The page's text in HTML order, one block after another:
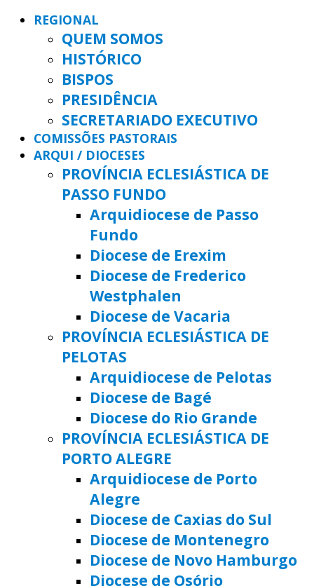
REGIONAL
QUEM SOMOS
HISTÓRICO
BISPOS
PRESIDÊNCIA
SECRETARIADO EXECUTIVO
COMISSÕES PASTORAIS
ARQUI / DIOCESES
PROVÍNCIA ECLESIÁSTICA DE
PASSO FUNDO
Arquidiocese de Passo
Fundo
Diocese de Erexim
Diocese de Frederico
Westphalen
Diocese de Vacaria
PROVÍNCIA ECLESIÁSTICA DE
PELOTAS
Arquidiocese de Pelotas
Diocese de Bagé
Diocese do Rio Grande
PROVÍNCIA ECLESIÁSTICA DE
PORTO ALEGRE
Arquidiocese de Porto
Alegre
Diocese de Caxias do Sul
Diocese de Montenegro
Diocese de Novo Hamburgo
Diocese de Osório